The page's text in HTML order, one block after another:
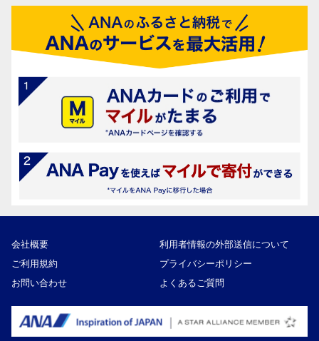
会社概要
利用者情報の外部送信について
ご利用規約
プライバシーポリシー
お問い合わせ
よくあるご質問